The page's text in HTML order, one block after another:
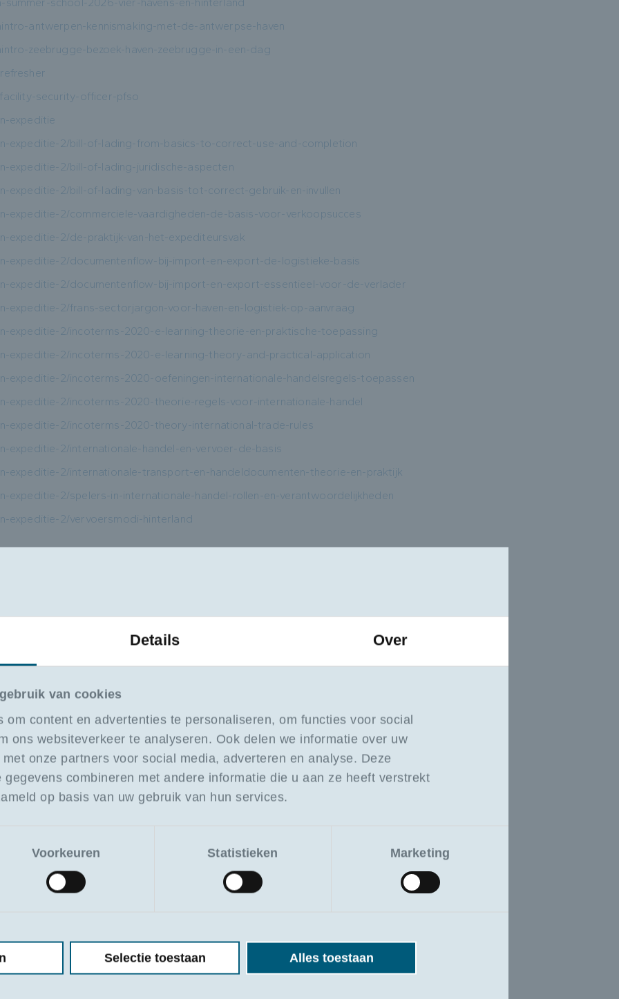
Details Over
van cookies
om content en advertenties te personaliseren, om functies voor social
ons websiteverkeer te analyseren. Ook delen we informatie over uw
onze partners voor social media, adverteren en analyse. Deze
gegevens combineren met andere informatie die u aan ze heeft verstrekt
op basis van uw gebruik van hun services.
Voorkeuren Statistieken Marketing
Selectie toestaan Alles toestaan
antwerpen-kennismaking-met-de-antwerpse-haven
zeebrugge-bezoek-haven-zeebrugge-in-een-dag
security-officer-pfso
expeditie
expeditie-2/bill-of-lading-from-basics-to-correct-use-and-completion
expeditie-2/bill-of-lading-juridische-aspecten
expeditie-2/bill-of-lading-van-basis-tot-correct-gebruik-en-invullen
expeditie-2/commerciele-vaardigheden-de-basis-voor-verkoopsucces
expeditie-2/de-praktijk-van-het-expediteursvak
expeditie-2/documentenflow-bij-import-en-export-de-logistieke-basis
expeditie-2/documentenflow-bij-import-en-export-essentieel-voor-de-verlader
expeditie-2/frans-sectorjargon-voor-haven-en-logistiek-op-aanvraag
expeditie-2/incoterms-2020-e-learning-theorie-en-praktische-toepassing
expeditie-2/incoterms-2020-e-learning-theory-and-practical-application
expeditie-2/incoterms-2020-oefeningen-internationale-handelsregels-toepassen
expeditie-2/incoterms-2020-theorie-regels-voor-internationale-handel
expeditie-2/incoterms-2020-theory-international-trade-rules
expeditie-2/internationale-handel-en-vervoer-de-basis
expeditie-2/internationale-transport-en-handeldocumenten-theorie-en-praktijk
expeditie-2/spelers-in-internationale-handel-rollen-en-verantwoordelijkheden
expeditie-2/vervoersmodi-hinterland
training-voor-beslissers-in-logistiek-en-supply-chain
in-haven-en-logistiek-trends-innovaties-en-ai
gdp-pharma-compliance-in-farmaceutische-distributie
rapporteren-met-power-bi
wegvervoer-ladingzekering-en-aansprakelijkheden
en-modal-shift
vervoer-en-havens
ketenwerking